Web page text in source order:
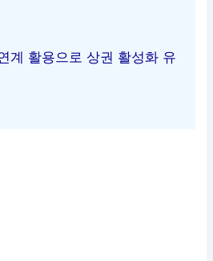
계 활용으로 상권 활성화 유